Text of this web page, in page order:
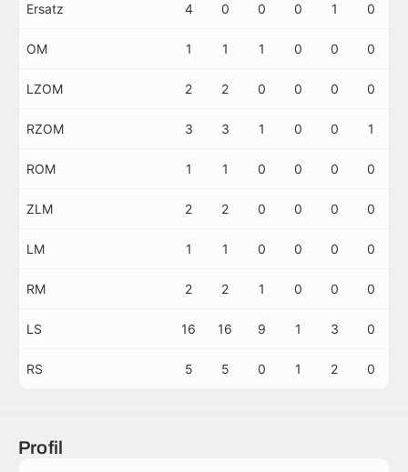
Ersatz 4 0 0 0 1 0
OM 1 1 1 0 0 0
LZOM 2 2 0 0 0 0
RZOM 3 3 1 0 0 1
ROM 1 1 0 0 0 0
ZLM 2 2 0 0 0 0
LM 1 1 0 0 0 0
RM 2 2 1 0 0 0
LS 16 16 9 1 3 0
RS 5 5 0 1 2 0
Profil